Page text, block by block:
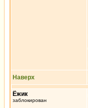
Наверх
Ёжик
заблокирован